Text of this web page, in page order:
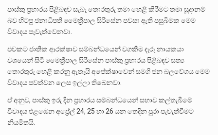
පාස්කු ප්‍රහාරය පිළිබඳව සැබෑ තොරතුරු තමා හෙළි කිරීමට තමා සූදානම්
බව හිටපු ජනාධිපති මෛත්‍රීපාල සිරිසේන පවසා ඇති පසුබිමක මෙම
විවාදය පැවැත්වෙනවා.
එවකට ජාතික ආරක්ෂාව සම්බන්ධයෙන් වගකීම දැරූ නායකයා
වශයෙන් සිටි මෛත්‍රීපාල සිරිසේන පාස්කු ප්‍රහාරය පිළිබඳව සත්‍ය
තොරතුරු හෙළි කරනු ඇතැයි අපේක්ෂාවෙන් සමගි ජන බලවේගය මෙම
විවාදය පවත්වන ලෙස ඉල්ලා තිබෙනවා.
ඒ අනුව, පාස්කු ඉරු දින ප්‍රහාරය සම්බන්ධයෙන් සභාව කල්තැබීමේ
විවාදය එළඹෙන අප්‍රේල් 24, 25 හා 26 යන තෙදින පුරා පැවැත්වීමට
නියමිතයි.